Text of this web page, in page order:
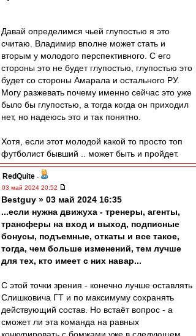
Давай определимся чьей глупостью я это
считаю. Владимир вполне может стать и
вторым у молодого перспективного. С его
стороны это не будет глупостью, глупостью это
будет со стороны Амарала и остального РУ.
Могу разжевать почему именно сейчас это уже
было бы глупостью, а тогда когда он приходил
нет, но надеюсь это и так понятно.
Хотя, если этот молодой какой то просто топ
футболист бывший .. может быть и пройдет.
RedQuite -
03 май 2024 20:52
Bestguy » 03 май 2024 16:35
...если нужна движуха - тренеры, агенты,
трансферы на вход и выход, подписные
бонусы, подъемные, откаты и все такое,
тогда, чем больше изменений, тем лучше
для тех, кто имеет с них навар...
С этой точки зрения - конечно лучше оставлять
Слишковича ГТ и по максимуму сохранять
действующий состав. Но встаёт вопрос - а
сможет ли эта команда на равных